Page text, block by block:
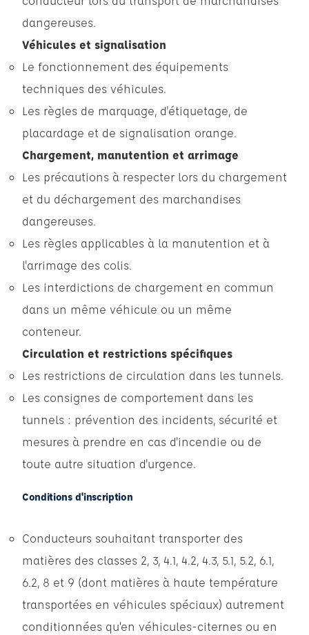
dangereuses.
Véhicules et signalisation
Le fonctionnement des équipements
techniques des véhicules.
Les règles de marquage, d'étiquetage, de
placardage et de signalisation orange.
Chargement, manutention et arrimage
Les précautions à respecter lors du chargement
et du déchargement des marchandises
dangereuses.
Les règles applicables à la manutention et à
l'arrimage des colis.
Les interdictions de chargement en commun
dans un même véhicule ou un même
conteneur.
Circulation et restrictions spécifiques
Les restrictions de circulation dans les tunnels.
Les consignes de comportement dans les
tunnels : prévention des incidents, sécurité et
mesures à prendre en cas d'incendie ou de
toute autre situation d'urgence.
Conditions d'inscription
Conducteurs souhaitant transporter des
matières des classes 2, 3, 4.1, 4.2, 4.3, 5.1, 5.2, 6.1,
6.2, 8 et 9 (dont matières à haute température
transportées en véhicules spéciaux) autrement
conditionnées qu’en véhicules-citernes ou en